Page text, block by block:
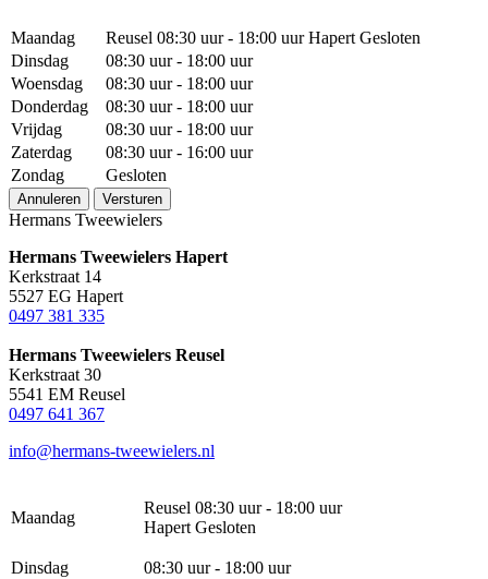
Maandag
Reusel 08:30 uur - 18:00 uur Hapert Gesloten
Dinsdag
08:30 uur - 18:00 uur
Woensdag
08:30 uur - 18:00 uur
Donderdag
08:30 uur - 18:00 uur
Vrijdag
08:30 uur - 18:00 uur
Zaterdag
08:30 uur - 16:00 uur
Zondag
Gesloten
Annuleren Versturen
Hermans Tweewielers
Hermans Tweewielers Hapert
Kerkstraat 14
5527 EG Hapert
0497 381 335
Hermans Tweewielers Reusel
Kerkstraat 30
5541 EM Reusel
0497 641 367
info@hermans-tweewielers.nl
Maandag
Reusel 08:30 uur - 18:00 uur
Hapert Gesloten
Dinsdag
08:30 uur - 18:00 uur